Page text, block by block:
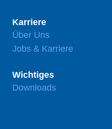
Karriere
Über Uns
Jobs & Karriere
Wichtiges
Downloads